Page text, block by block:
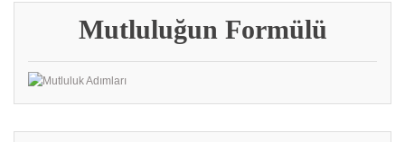
Mutluluğun Formülü